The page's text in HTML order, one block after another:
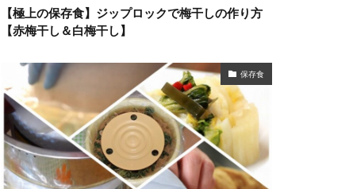
【極上の保存食】ジップロックで梅干しの作り方
【赤梅干し＆白梅干し】
保存食